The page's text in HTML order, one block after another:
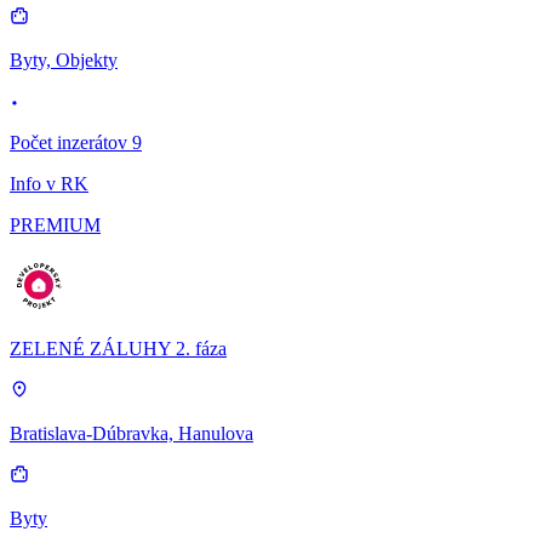
Byty, Objekty
Počet inzerátov 9
Info v RK
PREMIUM
ZELENÉ ZÁLUHY 2. fáza
Bratislava-Dúbravka, Hanulova
Byty